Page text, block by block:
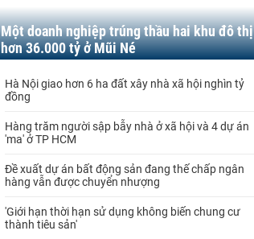
Một doanh nghiệp trúng thầu hai khu đô thị
hơn 36.000 tỷ ở Mũi Né
Hà Nội giao hơn 6 ha đất xây nhà xã hội nghìn tỷ
đồng
Hàng trăm người sập bẫy nhà ở xã hội và 4 dự án
'ma' ở TP HCM
Đề xuất dự án bất động sản đang thế chấp ngân
hàng vẫn được chuyển nhượng
'Giới hạn thời hạn sử dụng không biến chung cư
thành tiêu sản'